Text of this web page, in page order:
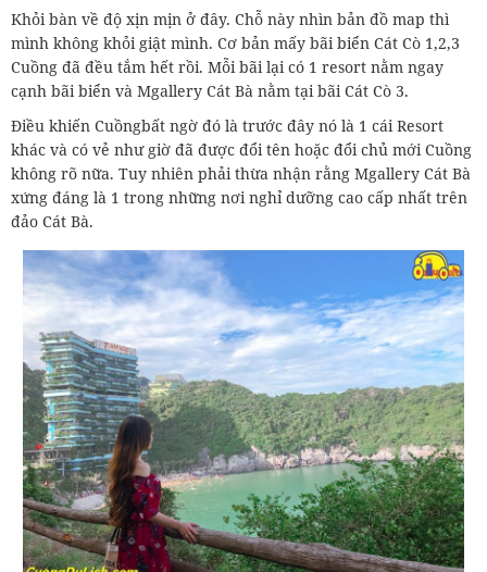
Khỏi bàn về độ xịn mịn ở đây. Chỗ này nhìn bản đồ map thì
mình không khỏi giật mình. Cơ bản mấy bãi biển Cát Cò 1,2,3
Cuồng đã đều tắm hết rồi. Mỗi bãi lại có 1 resort nằm ngay
cạnh bãi biển và Mgallery Cát Bà nằm tại bãi Cát Cò 3.
Điều khiến Cuồngbất ngờ đó là trước đây nó là 1 cái Resort
khác và có vẻ như giờ đã được đổi tên hoặc đổi chủ mới Cuồng
không rõ nữa. Tuy nhiên phải thừa nhận rằng Mgallery Cát Bà
xứng đáng là 1 trong những nơi nghỉ dưỡng cao cấp nhất trên
đảo Cát Bà.